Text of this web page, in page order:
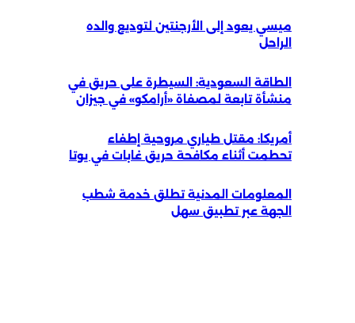
ميسي يعود إلى الأرجنتين لتوديع والده
الطاقة السعودية: السيطرة على حريق في
منشأة تابعة لمصفاة «أرامكو» في جيزان
أمريكا: مقتل طياري مروحية إطفاء
تحطمت أثناء مكافحة حريق غابات في يوتا
المعلومات المدنية تطلق خدمة شطب
الجهة عبر تطبيق سهل